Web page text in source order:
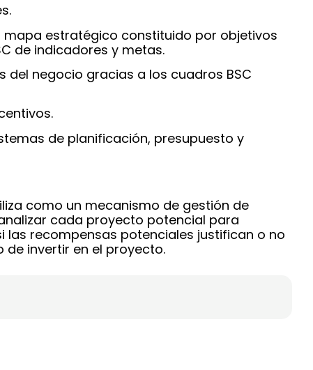
estratégico constituido por objetivos
de indicadores y metas.
del negocio gracias a los cuadros BSC
de planificación, presupuesto y
como un mecanismo de gestión de
cada proyecto potencial para
las recompensas potenciales justifican o no
invertir en el proyecto.